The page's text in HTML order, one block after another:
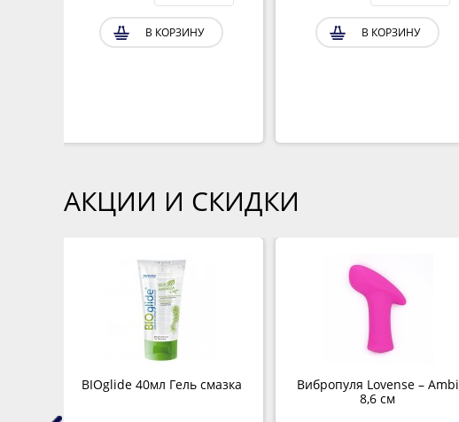
В КОРЗИНУ В КОРЗИНУ
АКЦИИ И СКИДКИ
BIOglide 40мл Гель смазка
Вибропуля Lovense – Ambi
8,6 см